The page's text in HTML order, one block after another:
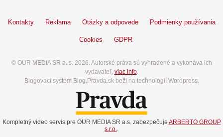
Kontakty Reklama Otázky a odpovede Podmienky používania
Cookies GDPR
© OUR MEDIA SR a. s. 2026. Autorské práva sú vyhradené a vykonáva ich
vydavateľ, viac info.
Blogovací systém Blog.Pravda.sk beží na technológií Wordpress.
Kompletný video servis pre OUR MEDIA SR a.s. zabezpečuje ARBERTO GROUP
s.r.o..